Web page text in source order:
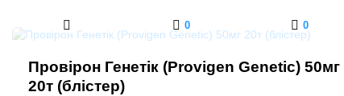
0 0
Провірон Генетік (Provigen Genetic) 50мг
20т (блістер)